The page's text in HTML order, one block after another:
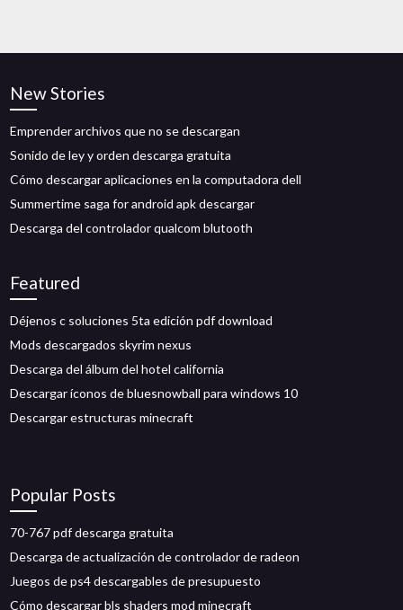
New Stories
Emprender archivos que no se descargan
Sonido de ley y orden descarga gratuita
Cómo descargar aplicaciones en la computadora dell
Summertime saga for android apk descargar
Descarga del controlador qualcom blutooth
Featured
Déjenos c soluciones 5ta edición pdf download
Mods descargados skyrim nexus
Descarga del álbum del hotel california
Descargar íconos de bluesnowball para windows 10
Descargar estructuras minecraft
Popular Posts
70-767 pdf descarga gratuita
Descarga de actualización de controlador de radeon
Juegos de ps4 descargables de presupuesto
Cómo descargar bls shaders mod minecraft